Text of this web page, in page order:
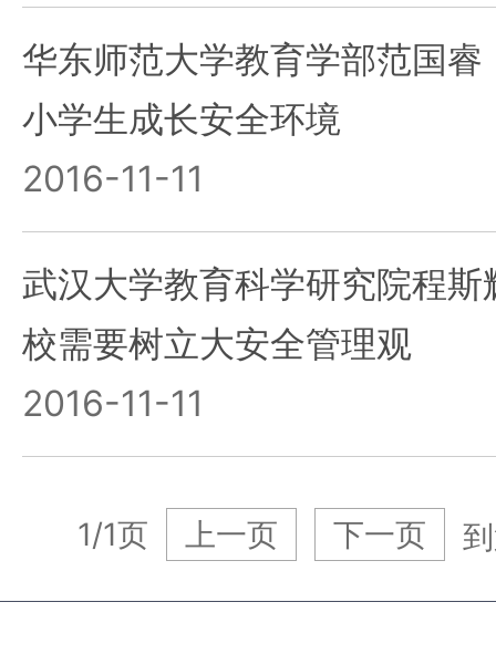
华东师范大学教育学部范国
小学生成长安全环境
2016-11-11
武汉大学教育科学研究院程
校需要树立大安全管理观
2016-11-11
1/1页 上一页 下一页